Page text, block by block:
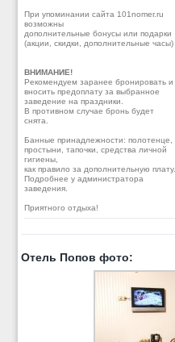
При упоминании сайта 101nomer.ru
возможны
дополнительные бонусы или подарки
(акции, скидки, дополнительные часы)
ВНИМАНИЕ!
Рекомендуем заранее бронировать и
вносить предоплату за выбранное
заведение на праздники.
В противном случае бронь будет
снята.
Банные принадлежности: полотенце,
простыни, тапочки, средства личной
гигиены,
как правило за дополнительную плату.
Подробнее у администратора
заведения.
Приятного отдыха!
Отель Попов фото: